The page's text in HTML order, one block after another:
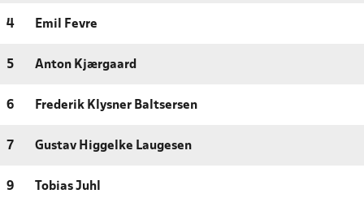
4 Emil Fevre
5 Anton Kjærgaard
6 Frederik Klysner Baltsersen
7 Gustav Higgelke Laugesen
9 Tobias Juhl